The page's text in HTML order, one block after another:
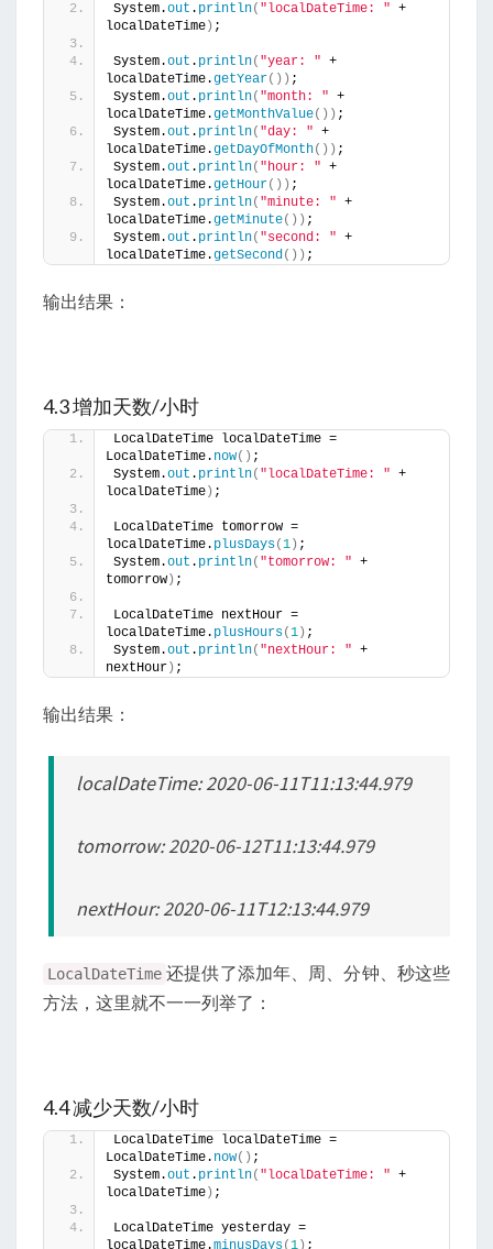
System.out . println( "localDateTime: " +
localDateTime ) ;
System.out . println( "year: " +
localDateTime.getYear()) ;
System.out . println( "month: " +
localDateTime.getMonthValue()) ;
System.out . println( "day: " +
localDateTime.getDayOfMonth()) ;
System.out . println( "hour: " +
localDateTime.getHour()) ;
System.out . println( "minute: " +
localDateTime.getMinute()) ;
System.out . println( "second: " +
localDateTime.getSecond()) ;
输出结果：
4.3 增加天数/小时
LocalDateTime localDateTime =
LocalDateTime. now() ;
System.out . println( "localDateTime: " +
localDateTime ) ;
LocalDateTime tomorrow =
localDateTime. plusDays(1 ) ;
System.out . println( "tomorrow: " +
tomorrow ) ;
LocalDateTime nextHour =
localDateTime. plusHours(1 ) ;
System.out . println( "nextHour: " +
nextHour ) ;
输出结果：
localDateTime: 2020-06-11T11:13:44.979
tomorrow: 2020-06-12T11:13:44.979
nextHour: 2020-06-11T12:13:44.979
LocalDateTime 还提供了添加年、周、分钟、秒这些
方法，这里就不一一列举了：
4.4 减少天数/小时
LocalDateTime localDateTime =
LocalDateTime. now() ;
System.out . println( "localDateTime: " +
localDateTime ) ;
LocalDateTime yesterday =
localDateTime.minusDays(1 ) ;